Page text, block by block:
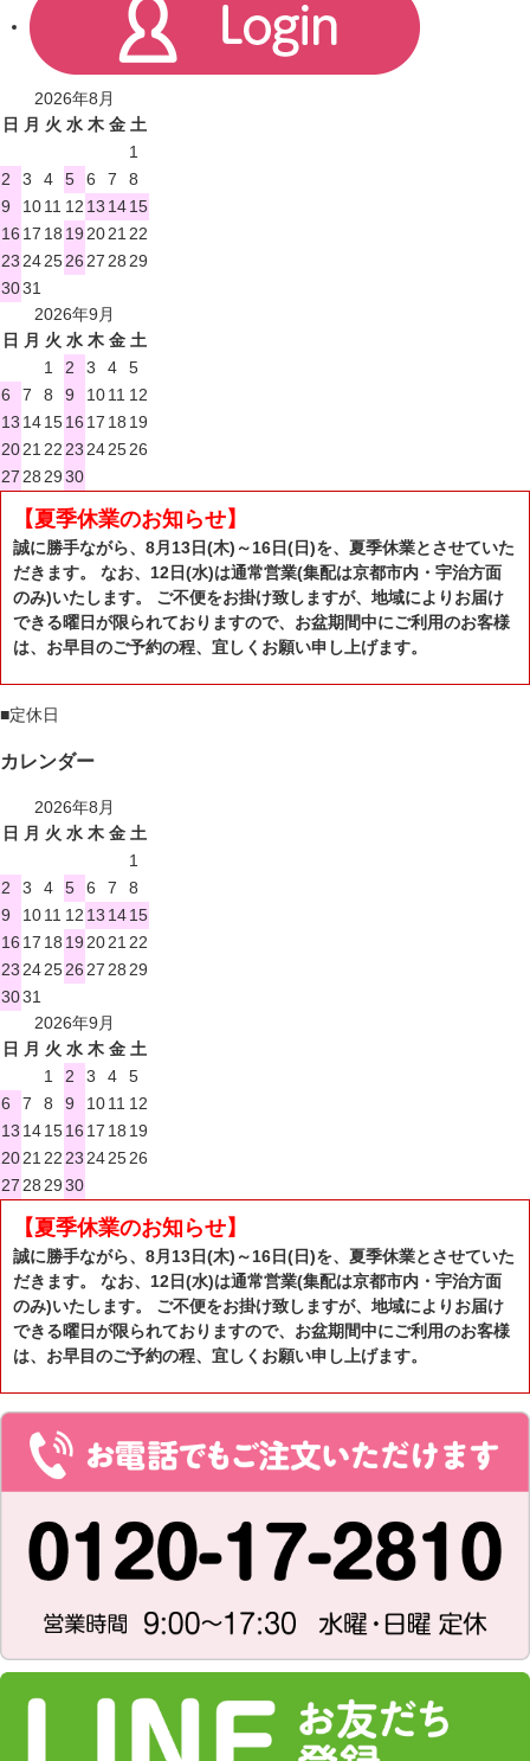
2026年8月
日
月 火 水 木 金 土
1
2
3 4 5 6 7
8
9
1011 12 13 1415
16 17 18 19 2021 22
23 242526 27 28 29
3031
2026年9月
日
月 火 水 木 金 土
1
2 3 4
5
6
7 8 9 1011 12
13 141516 17 18 19
2021 22 23 242526
27 28 2930
【夏季休業のお知らせ】
誠に勝手ながら、8月13日(木)～16日(日)を、夏季休業とさせていた
だきます。 なお、12日(水)は通常営業(集配は京都市内・宇治方面
のみ)いたします。 ご不便をお掛け致しますが、地域によりお届け
できる曜日が限られておりますので、お盆期間中にご利用のお客様
は、お早目のご予約の程、宜しくお願い申し上げます。
■定休日
カレンダー
2026年8月
日
月 火 水 木 金 土
1
2
3 4 5 6 7
8
9
1011 12 13 1415
16 17 18 19 2021 22
23 242526 27 28 29
3031
2026年9月
日
月 火 水 木 金 土
1
2 3 4
5
6
7 8 9 1011 12
13 141516 17 18 19
2021 22 23 242526
27 28 2930
【夏季休業のお知らせ】
誠に勝手ながら、8月13日(木)～16日(日)を、夏季休業とさせていた
だきます。 なお、12日(水)は通常営業(集配は京都市内・宇治方面
のみ)いたします。 ご不便をお掛け致しますが、地域によりお届け
できる曜日が限られておりますので、お盆期間中にご利用のお客様
は、お早目のご予約の程、宜しくお願い申し上げます。